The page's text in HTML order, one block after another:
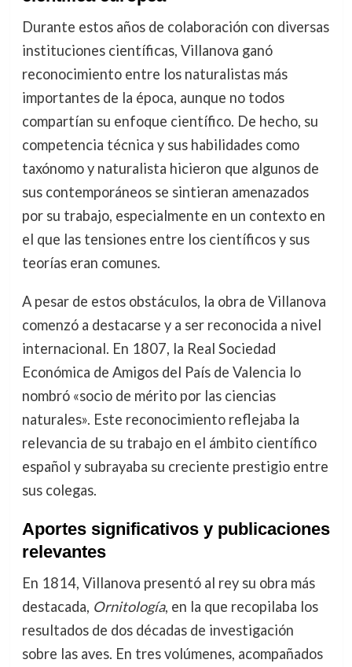
Durante estos años de colaboración con diversas
instituciones científicas, Villanova ganó
reconocimiento entre los naturalistas más
importantes de la época, aunque no todos
compartían su enfoque científico. De hecho, su
competencia técnica y sus habilidades como
taxónomo y naturalista hicieron que algunos de
sus contemporáneos se sintieran amenazados
por su trabajo, especialmente en un contexto en
el que las tensiones entre los científicos y sus
teorías eran comunes.
A pesar de estos obstáculos, la obra de Villanova
comenzó a destacarse y a ser reconocida a nivel
internacional. En 1807, la Real Sociedad
Económica de Amigos del País de Valencia lo
nombró «socio de mérito por las ciencias
naturales». Este reconocimiento reflejaba la
relevancia de su trabajo en el ámbito científico
español y subrayaba su creciente prestigio entre
sus colegas.
Aportes significativos y publicaciones
relevantes
En 1814, Villanova presentó al rey su obra más
destacada, Ornitología, en la que recopilaba los
resultados de dos décadas de investigación
sobre las aves. En tres volúmenes, acompañados